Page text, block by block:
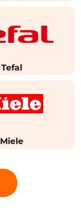
Tefal
Miele